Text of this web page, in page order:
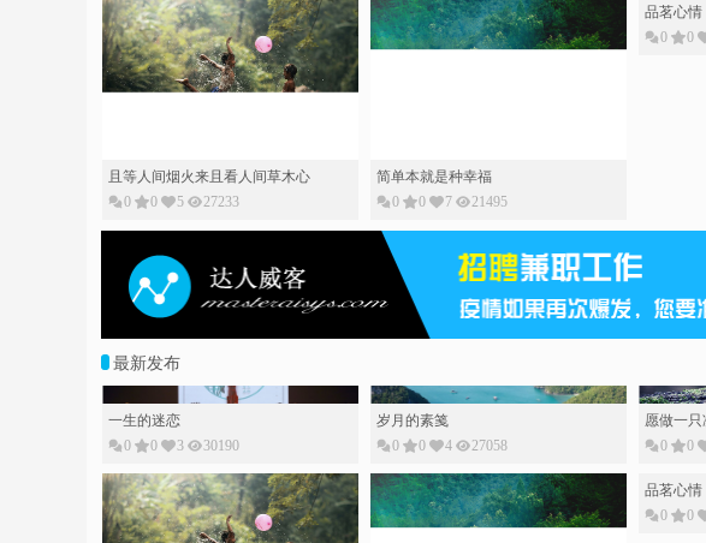
且等人间烟火来且看人间草木心
0
0 5 27233
简单本就是种幸福
0
0 7 21495
品茗心情
最新发布
一生的迷恋
0
0 3 30190
岁月的素䇳
0
0 4 27058
愿做一只
0
0
品茗心情